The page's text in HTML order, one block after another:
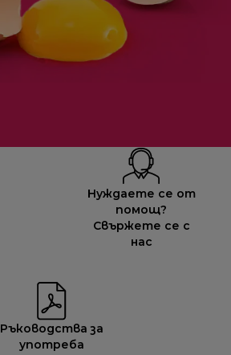
Нуждаете се от
помощ?
Свържете се с
нас
Ръководства за
употреба